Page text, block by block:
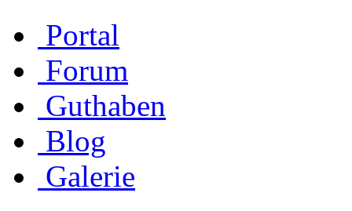
Portal
Forum
Guthaben
Blog
Galerie